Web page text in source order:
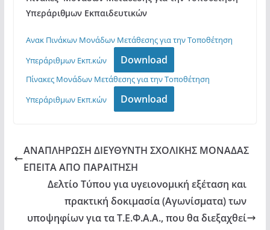
Υπεράριθμων Εκπαιδευτικών
Ανακ Πινάκων Μονάδων Μετάθεσης για την Τοποθέτηση
Υπεράριθμων Εκπ.κών
Download
Πίνακες Μονάδων Μετάθεσης για την Τοποθέτηση
Υπεράριθμων Εκπ.κών
Download
ΑΝΑΠΛΗΡΩΣΗ ΔΙΕΥΘΥΝΤΗ ΣΧΟΛΙΚΗΣ ΜΟΝΑΔΑΣ
ΕΠΕΙΤΑ ΑΠΟ ΠΑΡΑΙΤΗΣΗ
Δελτίο Τύπου για υγειονομική εξέταση και
πρακτική δοκιμασία (Αγωνίσματα) των
υποψηφίων για τα Τ.Ε.Φ.Α.Α., που θα διεξαχθεί